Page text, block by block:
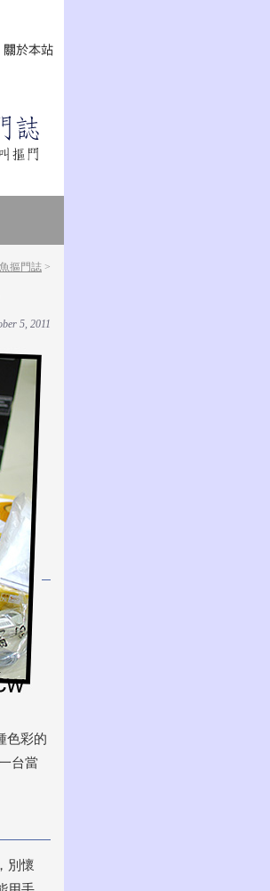
摳門誌 >
5, 2011
色彩的
台當
別懷